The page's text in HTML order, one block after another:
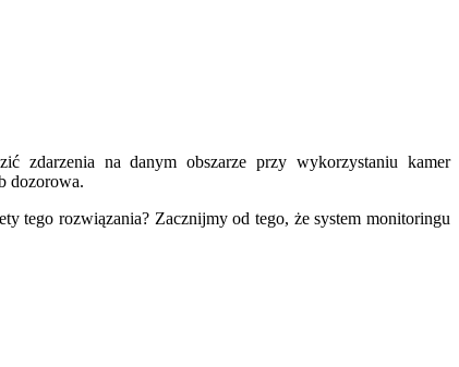
zdarzenia na danym obszarze przy wykorzystaniu kamer
dozorowa.
tego rozwiązania? Zacznijmy od tego, że system monitoringu